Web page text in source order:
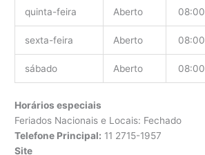
quinta-feira Aberto 08:00
sexta-feira Aberto 08:00
sábado Aberto 08:00
Horários especiais
Feriados Nacionais e Locais: Fechado
Telefone Principal: 11 2715-1957
Site